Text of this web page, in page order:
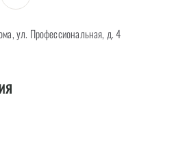
ул. Профессиональная, д. 4